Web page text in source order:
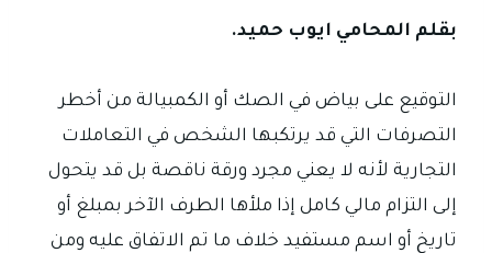
بقلم المحامي ايوب حميد.
التوقيع على بياض في الصك أو الكمبيالة من أخطر
التصرفات التي قد يرتكبها الشخص في التعاملات
التجارية لأنه لا يعني مجرد ورقة ناقصة بل قد يتحول
إلى التزام مالي كامل إذا ملأها الطرف الآخر بمبلغ أو
تاريخ أو اسم مستفيد خلاف ما تم الاتفاق عليه ومن